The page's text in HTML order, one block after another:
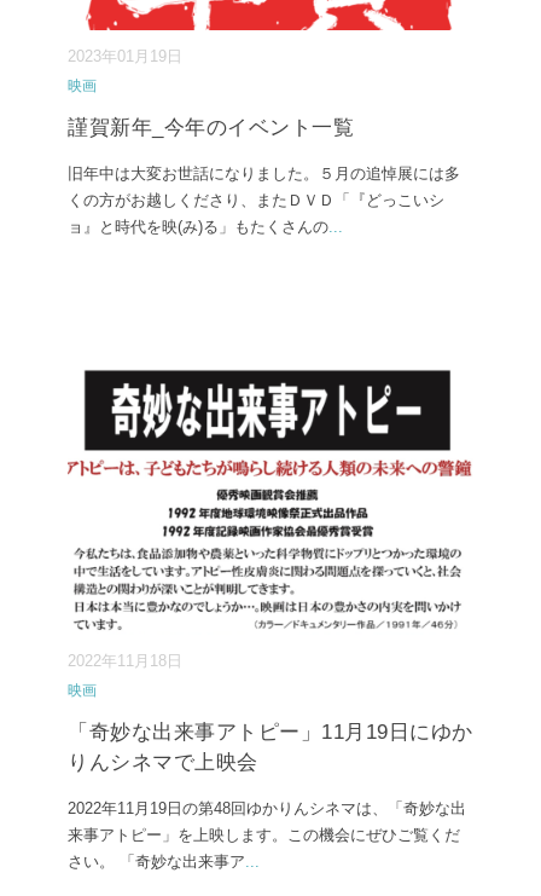
2023年01月19日
映画
謹賀新年_今年のイベント一覧
旧年中は大変お世話になりました。５月の追悼展には多
くの方がお越しくださり、またＤＶＤ「『どっこいシ
ョ』と時代を映(み)る」もたくさんの
2022年11月18日
映画
「奇妙な出来事アトピー」11月19日にゆか
りんシネマで上映会
2022年11月19日の第48回ゆかりんシネマは、「奇妙な出
来事アトピー」を上映します。この機会にぜひご覧くだ
さい。 「奇妙な出来事ア